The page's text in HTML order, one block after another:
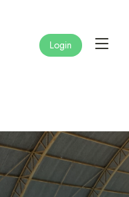
Login